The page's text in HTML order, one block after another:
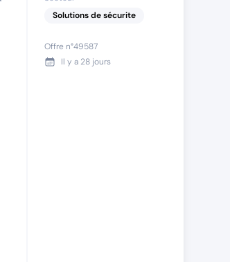
Solutions de sécurite
Offre n°49587
Il y a 28 jours